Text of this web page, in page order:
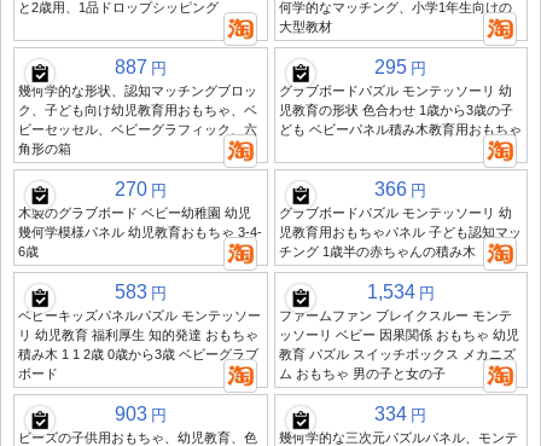
と2歳用、1品ドロップシッピング
何学的なマッチング、小学1年生向けの
大型教材
887 円
幾何学的な形状、認知マッチングブロッ
ク、子ども向け幼児教育用おもちゃ、ベ
ビーセッセル、ベビーグラフィック、六
角形の箱
295 円
グラブボードパズル モンテッソーリ 幼
児教育の形状 色合わせ 1歳から3歳の子
ども ベビーパネル積み木教育用おもちゃ
270 円
木製のグラブボード ベビー幼稚園 幼児
幾何学模様パネル 幼児教育おもちゃ 3-4-
6歳
366 円
グラブボードパズル モンテッソーリ 幼
児教育用おもちゃパネル 子ども認知マッ
チング 1歳半の赤ちゃんの積み木
583 円
ベビーキッズパネルパズル モンテッソー
リ 幼児教育 福利厚生 知的発達 おもちゃ
積み木 1 1 2歳 0歳から3歳 ベビーグラブ
ボード
1,534 円
ファームファン ブレイクスルー モンテ
ッソーリ ベビー 因果関係 おもちゃ 幼児
教育 パズル スイッチボックス メカニズ
ム おもちゃ 男の子と女の子
903 円
ビーズの子供用おもちゃ、幼児教育、色
334 円
幾何学的な三次元パズルパネル、モンテ